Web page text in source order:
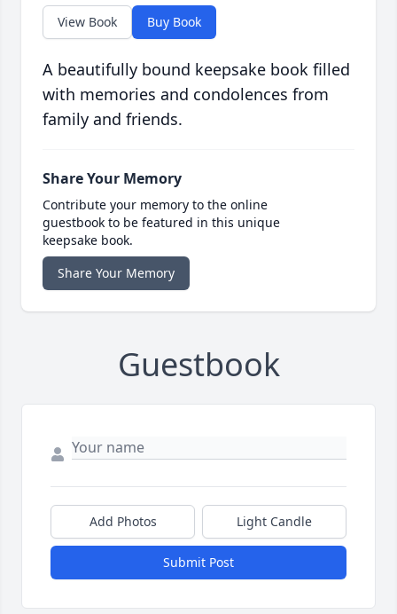
View Book Buy Book
A beautifully bound keepsake book filled
with memories and condolences from
family and friends.
Share Your Memory
Contribute your memory to the online
guestbook to be featured in this unique
keepsake book.
Share Your Memory
Guestbook
Add Photos Light Candle
Submit Post